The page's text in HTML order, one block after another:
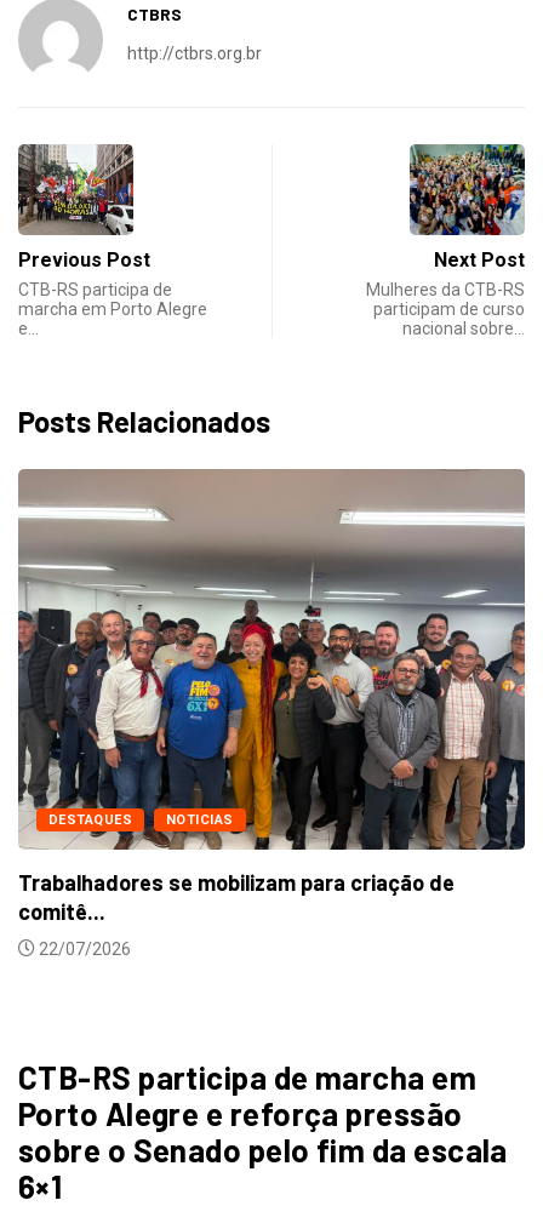
CTBRS
http://ctbrs.org.br
Previous Post
CTB-RS participa de
marcha em Porto Alegre
e…
Next Post
Mulheres da CTB-RS
participam de curso
nacional sobre…
Posts Relacionados
DESTAQUES NOTICIAS
Trabalhadores se mobilizam para criação de
comitê...
22/07/2026
CTB-RS participa de marcha em
Porto Alegre e reforça pressão
sobre o Senado pelo fim da escala
6×1